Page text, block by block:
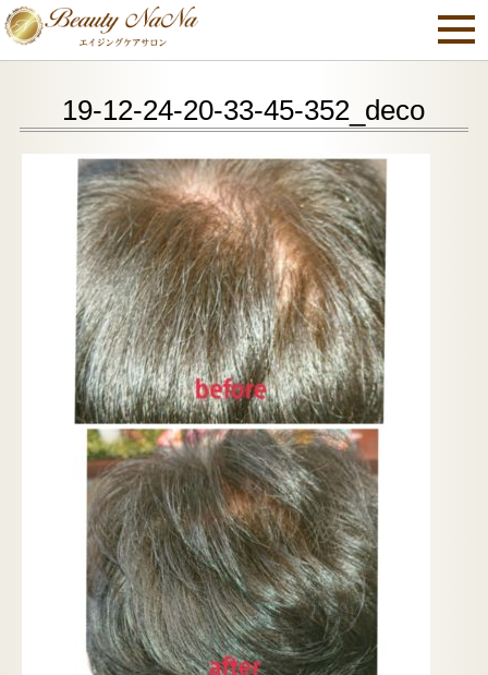
19-12-24-20-33-45-352_deco